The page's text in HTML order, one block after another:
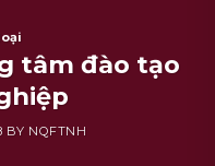
tâm đào tạo
BY NQFTNH